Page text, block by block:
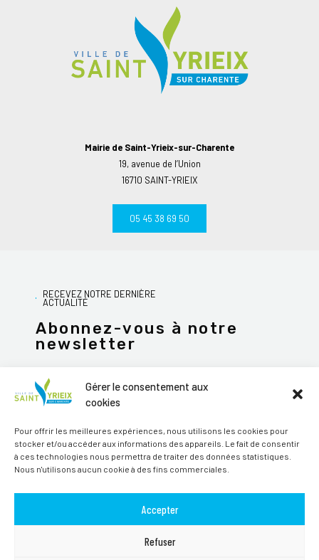
Gérer le consentement aux
cookies
Pour offrir les meilleures expériences, nous utilisons les cookies pour
stocker et/ou accéder aux informations des appareils. Le fait de consentir
à ces technologies nous permettra de traiter des données statistiques.
Nous n'utilisons aucun cookie à des fins commerciales.
Accepter
Refuser
Mairie de Saint-Yrieix-sur-Charente
19, avenue de l’Union
16710 SAINT-YRIEIX
05 45 38 69 50
RECEVEZ NOTRE DERNIÈRE
ACTUALITÉ
Abonnez-vous à notre
newsletter
JE M'ABONNE
Alternative: